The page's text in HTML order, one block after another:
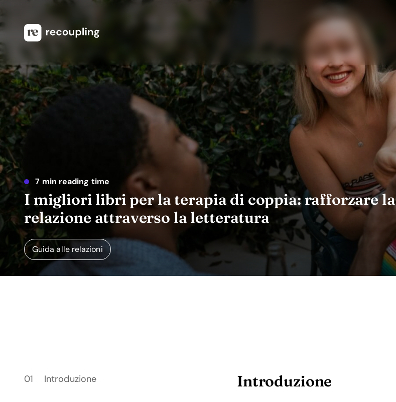
7 min reading time
I migliori libri per la terapia di coppia: rafforzare la
relazione attraverso la letteratura
Guida alle relazioni
Introduzione Introduzione